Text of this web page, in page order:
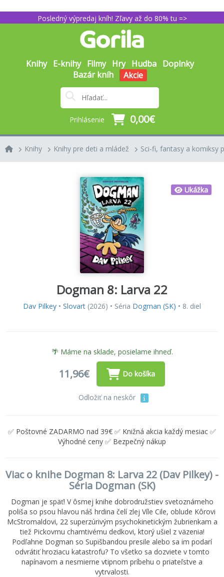
Posledný výpredaj kníh! Zľavy až do 80% tu =>
Knihy E-knihy Filmy Hry Hudba Doplnky
Bazár kníh
Akcie
Prihlásenie 0,00€
Knihy Knihy pre deti a mládež Sci-fi, fantasy a komiksy
Ukážka
Dogman 8: Larva 22
Dav Pilkey • Slovart (2026) • Séria Dogman (SK) • 8. diel
🌴 Máme na sklade, posielame ihneď.
11,96€ Do košíka
Odložiť na neskôr
✅ Poštovné ZADARMO nad 39€ ✅ Knižná akcia každý mesiac ✅
Výhodné ceny ✅ Bezpečný nákup
Viac o knihe Dogman 8: Larva 22 (Dav Pilkey) -
Séria Dogman (SK)
Dogman je späť! V ôsmej knihe dobrodružstiev svetoznámeho
poliša so psou hlavou náš hrdina čelí zlej Víle Cile, oblude Kôrovi
McStromaldovi, 22 superzúrivým psychokinetickým žubrienkam a
tiež Pickovmu chamtivému dedkovi, ktorý ušiel z väzenia!
Podľahne Dogman so Supišbandou presile alebo sa im podarí
odvrátiť hroziacu katastrofu? To všetko sa dozviete v tomto
napínavom a nesmierne vtipnom príbehu o priateľstve a
vytrvalosti.